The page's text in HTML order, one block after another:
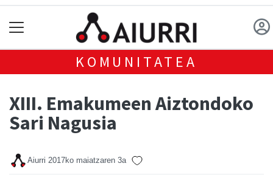
KOMUNITATEA
XIII. Emakumeen Aiztondoko
Sari Nagusia
Aiurri 2017ko maiatzaren 3a